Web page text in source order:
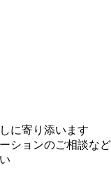
に寄り添います
ションのご相談など